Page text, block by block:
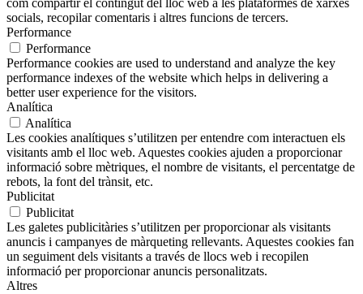
com compartir el contingut del lloc web a les plataformes de xarxes
socials, recopilar comentaris i altres funcions de tercers.
Performance
Performance
Performance cookies are used to understand and analyze the key
performance indexes of the website which helps in delivering a
better user experience for the visitors.
Analítica
Analítica
Les cookies analítiques s’utilitzen per entendre com interactuen els
visitants amb el lloc web. Aquestes cookies ajuden a proporcionar
informació sobre mètriques, el nombre de visitants, el percentatge de
rebots, la font del trànsit, etc.
Publicitat
Publicitat
Les galetes publicitàries s’utilitzen per proporcionar als visitants
anuncis i campanyes de màrqueting rellevants. Aquestes cookies fan
un seguiment dels visitants a través de llocs web i recopilen
informació per proporcionar anuncis personalitzats.
Altres